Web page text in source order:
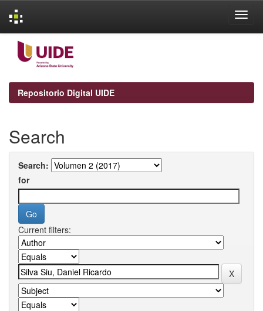
navigation
Repositorio Digital UIDE
Search
Search:
for
Current filters: